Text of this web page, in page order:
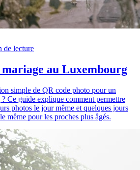
de lecture
au Luxembourg
simple de QR code photo pour un
Ce guide explique comment permettre
photos le jour même et quelques jours
même pour les proches plus âgés.